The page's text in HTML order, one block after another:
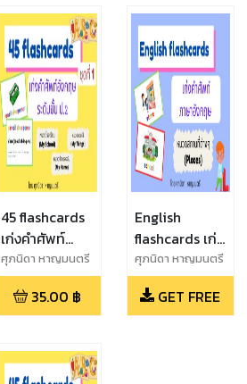
45 flashcards
เก่งคำศัพท์
เสริมพื้นฐาน
ระดับ ชั้น ป.2
ชุดที่ 1
ศุภนิดา หาญมนตรี
35.00 ฿
English
flashcards เก่ง
คำศัพท์ภาษา
อังกฤษ หมวด
สถานที่ต่างๆ
ศุภนิดา หาญมนตรี
GET FREE